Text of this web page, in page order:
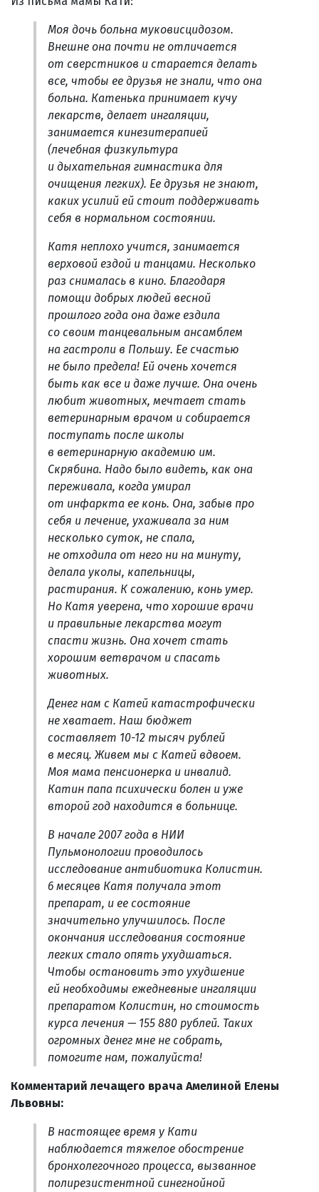
Моя дочь больна муковисцидозом.
Внешне она почти не отличается
от сверстников и старается делать
все, чтобы ее друзья не знали, что она
больна. Катенька принимает кучу
лекарств, делает ингаляции,
занимается кинезитерапией
(лечебная физкультура
и дыхательная гимнастика для
очищения легких). Ее друзья не знают,
каких усилий ей стоит поддерживать
себя в нормальном состоянии.
Катя неплохо учится, занимается
верховой ездой и танцами. Несколько
раз снималась в кино. Благодаря
помощи добрых людей весной
прошлого года она даже ездила
со своим танцевальным ансамблем
на гастроли в Польшу. Ее счастью
не было предела! Ей очень хочется
быть как все и даже лучше. Она очень
любит животных, мечтает стать
ветеринарным врачом и собирается
поступать после школы
в ветеринарную академию им.
Скрябина. Надо было видеть, как она
переживала, когда умирал
от инфаркта ее конь. Она, забыв про
себя и лечение, ухаживала за ним
несколько суток, не спала,
не отходила от него ни на минуту,
делала уколы, капельницы,
растирания. К сожалению, конь умер.
Но Катя уверена, что хорошие врачи
и правильные лекарства могут
спасти жизнь. Она хочет стать
хорошим ветврачом и спасать
животных.
Денег нам с Катей катастрофически
не хватает. Наш бюджет
составляет 10-12 тысяч рублей
в месяц. Живем мы с Катей вдвоем.
Моя мама пенсионерка и инвалид.
Катин папа психически болен и уже
второй год находится в больнице.
В начале 2007 года в НИИ
Пульмонологии проводилось
исследование антибиотика Колистин.
6 месяцев Катя получала этот
препарат, и ее состояние
значительно улучшилось. После
окончания исследования состояние
легких стало опять ухудшаться.
Чтобы остановить это ухудшение
ей необходимы ежедневные ингаляции
препаратом Колистин, но стоимость
курса лечения — 155 880 рублей. Таких
огромных денег мне не собрать,
помогите нам, пожалуйста!
Комментарий лечащего врача Амелиной Елены
Львовны:
В настоящее время у Кати
наблюдается тяжелое обострение
бронхолегочного процесса, вызванное
полирезистентной синегнойной